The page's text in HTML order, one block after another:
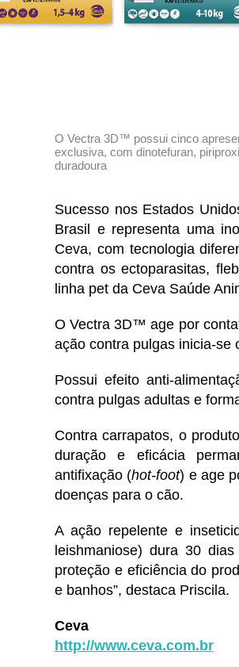
O Vectra 3D™ possui cinco
exclusiva, com dinotefuran,
duradoura
Sucesso nos Estados
Brasil e representa uma
Ceva, com tecnologia
contra os ectoparasitas,
linha pet da Ceva Saúde
O Vectra 3D™ age por
ação contra pulgas inicia-se
Possui efeito anti-
contra pulgas adultas e
Contra carrapatos, o
duração e eficácia
antifixação (hot-foot) e age
doenças para o cão.
A ação repelente e
leishmaniose) dura 30
proteção e eficiência do
e banhos”, destaca Priscila.
Ceva
http://www.ceva.com.br